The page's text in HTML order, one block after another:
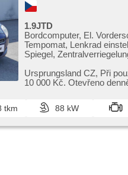
1.9JTD
Bordcomputer, El.
Tempomat, Lenkrad
Spiegel,
Wegfahrsperre, 4x Airbag
Ursprungsland CZ,​ Při
10 000 Kč. Otevřeno
tkm 88 kW